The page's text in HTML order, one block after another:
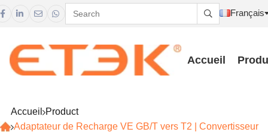
     Français
Accueil
Accueil Product
Adaptateur de Recharge VE GB/T vers T2 | Convertisseur